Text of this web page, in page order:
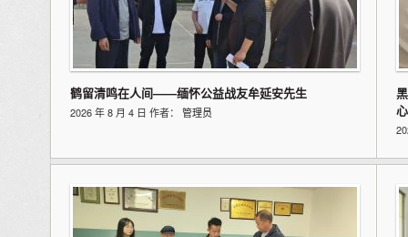
鹤留清鸣在人间——缅怀公益战友牟延安先生
2026 年 8 月 4 日 作者： 管理员